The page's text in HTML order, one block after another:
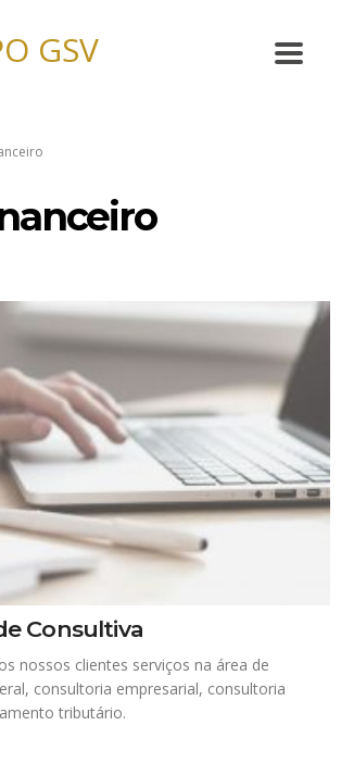
Consultiva
nossos clientes serviços na área de
consultoria empresarial, consultoria
tributário.